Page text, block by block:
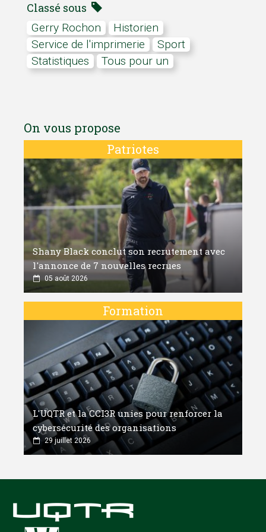
Classé sous
Gerry Rochon
historien
Service de l'imprimerie
Sport
statistiques
Tous pour un
On vous propose
Patriotes
Shany Black conclut son recrutement avec
l'annonce de 7 nouvelles recrues
05 août 2026
Formation
L'UQTR et la CCI3R unies pour renforcer la
cybersécurité des organisations
29 juillet 2026